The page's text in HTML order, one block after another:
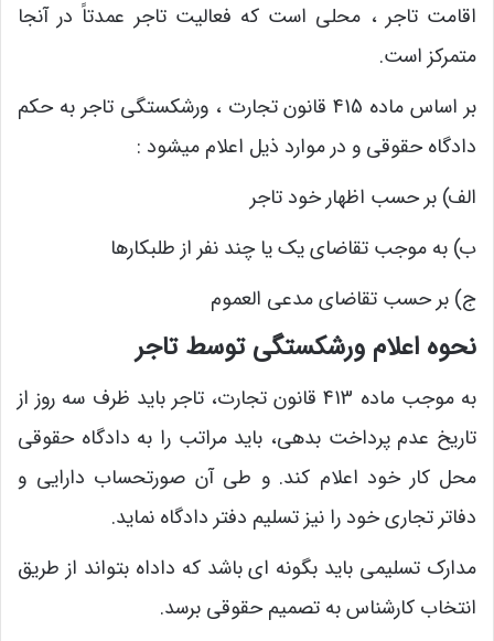
اقامت تاجر ، محلی است که فعالیت تاجر عمدتاً در آنجا
متمرکز است.
بر اساس ماده 415 قانون تجارت ، ورشکستگی تاجر به حکم
دادگاه حقوقی و در موارد ذیل اعلام میشود :
الف) بر حسب اظهار خود تاجر
ب) به موجب تقاضای یک یا چند نفر از طلبکارها
ج) بر حسب تقاضای مدعی العموم
نحوه اعلام ورشکستگی توسط تاجر
به موجب ماده 413 قانون تجارت، تاجر باید ظرف سه روز از
تاریخ عدم پرداخت بدهی، باید مراتب را به دادگاه حقوقی
محل کار خود اعلام کند. و طی آن صورتحساب دارایی و
دفاتر تجاری خود را نیز تسلیم دفتر دادگاه نماید.
مدارک تسلیمی باید بگونه ای باشد که داداه بتواند از طریق
انتخاب کارشناس به تصمیم حقوقی برسد.